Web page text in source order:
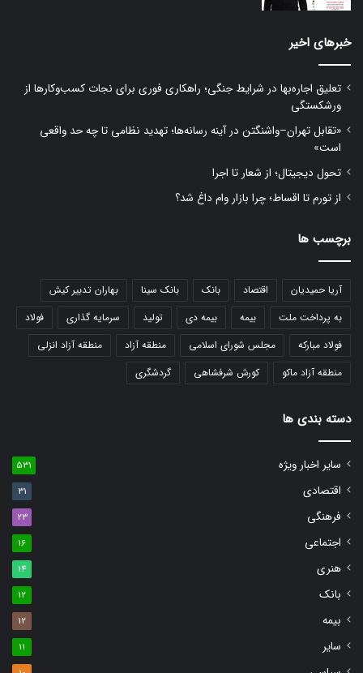
خبرهای اخیر
تعلیق اجاره‌بها در شرایط جنگی؛ راهکاری فوری برای نجات کسب‌وکارها از
ورشکستگی
«تقابل تهران–واشنگتن در آینه رسانه‌ها؛ تهدید نظامی تا چه حد واقعی
است»
تحول دیجیتال؛ از شعار تا اجرا
از تورم تا اقساط؛ چرا بازار وام داغ شد؟
برچسب ها
آریا حمیدیان اقتصاد بانک بانک سینا
بهاران تدبیر کیش
به پرداخت ملت
بیمه بیمه دی تولید سرمایه گذاری
فولاد
فولاد مبارکه
مجلس شورای اسلامی منطقه آزاد
منطقه آزاد انزلی
منطقه آزاد ماکو
کورش شرفشاهی گردشگری
دسته بندی ها
سایر اخبار ویژه 531
اقتصادی 31
فرهنگی 23
اجتماعی 16
هنری 14
بانک 12
بیمه 12
سایر 11